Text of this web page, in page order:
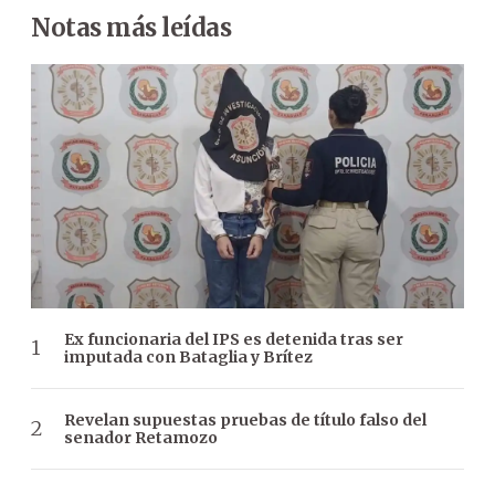
Notas más leídas
Ex funcionaria del IPS es detenida tras ser
imputada con Bataglia y Brítez
Revelan supuestas pruebas de título falso del
senador Retamozo